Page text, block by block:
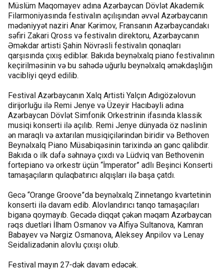
Müslüm Maqomayev adına Azərbaycan Dövlət Akademik
Filarmoniyasında festivalın açılışından əvvəl Azərbaycanın
mədəniyyət naziri Anar Kərimov, Fransanın Azərbaycandakı
səfiri Zakari Qross və festivalın direktoru, Azərbaycanın
Əməkdar artisti Şahin Növrəsli festivalın qonaqları
qarşısında çıxış ediblər. Bakıda beynəlxalq piano festivalının
keçirilməsinin və bu sahədə uğurlu beynəlxalq əməkdaşlığın
vacibliyi qeyd edilib.
Festival Azərbaycanın Xalq Artisti Yalçın Adıgözəlovun
dirijorluğu ilə Remi Jenye və Üzeyir Hacıbəyli adına
Azərbaycan Dövlət Simfonik Orkestrinin ifasında klassik
musiqi konserti ilə açılıb. Remi Jenye dünyada öz nəslinin
ən maraqlı və axtarılan musiqiçilərindən biridir və Bethoven
Beynəlxalq Piano Müsabiqəsinin tarixində ən gənc qalibdir.
Bakıda o ilk dəfə səhnəyə çıxdı və Lüdviq van Bethovenin
fortepiano və orkestr üçün “İmperator” adlı Beşinci Konserti
tamaşaçıların qulaqbatırıcı alqışları ilə başa çatdı.
Gecə “Orange Groove”da beynəlxalq Zinnetango kvartetinin
konserti ilə davam edib. Alovlandırıcı tanqo tamaşaçıları
biganə qoymayıb. Gecədə diqqət çəkən məqam Azərbaycan
rəqs duetləri İlham Osmanov və Alfiyə Sultanova, Kamran
Babayev və Nərgiz Osmanova, Aleksey Anpilov və Lenay
Seidalizadənin alovlu çıxışı olub.
Festival mayın 27-dək davam edəcək.